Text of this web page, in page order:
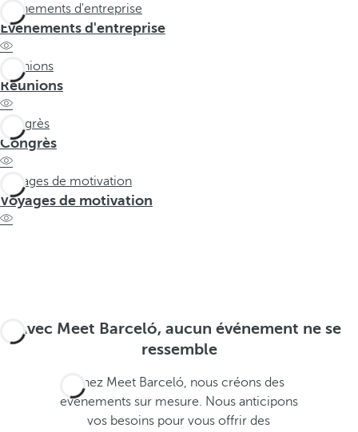
h
e
i
r
t
o
t
i
Évènements d'entreprise
Évènements d'entreprise
Réunions
Réunions
Congrès
Congrès
Voyages de motivation
Voyages de motivation
Avec Meet Barceló, aucun événement ne se
ressemble
Chez Meet Barceló, nous créons des
évènements sur mesure. Nous anticipons
vos besoins pour vous offrir des